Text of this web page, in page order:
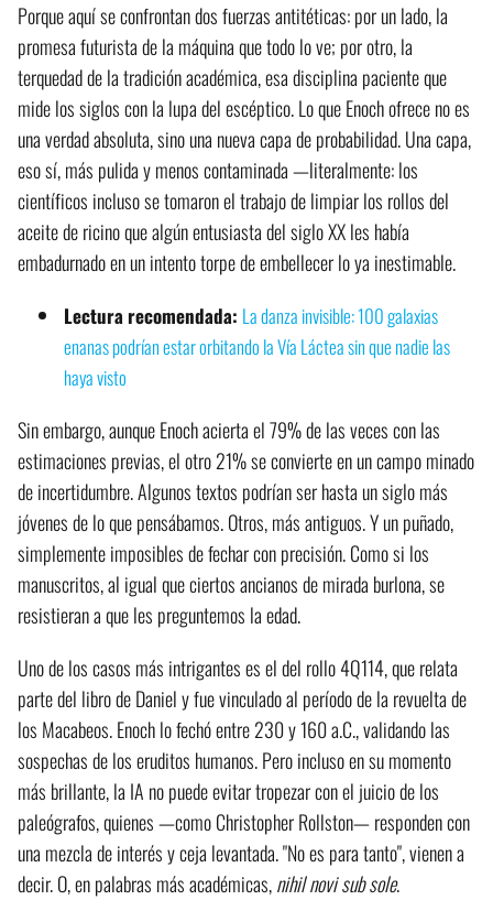
Porque aquí se confrontan dos fuerzas antitéticas: por un lado, la
promesa futurista de la máquina que todo lo ve; por otro, la
terquedad de la tradición académica, esa disciplina paciente que
mide los siglos con la lupa del escéptico. Lo que Enoch ofrece no es
una verdad absoluta, sino una nueva capa de probabilidad. Una capa,
eso sí, más pulida y menos contaminada —literalmente: los
científicos incluso se tomaron el trabajo de limpiar los rollos del
aceite de ricino que algún entusiasta del siglo XX les había
embadurnado en un intento torpe de embellecer lo ya inestimable.
Lectura recomendada: La danza invisible: 100 galaxias
enanas podrían estar orbitando la Vía Láctea sin que nadie las
haya visto
Sin embargo, aunque Enoch acierta el 79% de las veces con las
estimaciones previas, el otro 21% se convierte en un campo minado
de incertidumbre. Algunos textos podrían ser hasta un siglo más
jóvenes de lo que pensábamos. Otros, más antiguos. Y un puñado,
simplemente imposibles de fechar con precisión. Como si los
manuscritos, al igual que ciertos ancianos de mirada burlona, se
resistieran a que les preguntemos la edad.
Uno de los casos más intrigantes es el del rollo 4Q114, que relata
parte del libro de Daniel y fue vinculado al período de la revuelta de
los Macabeos. Enoch lo fechó entre 230 y 160 a.C., validando las
sospechas de los eruditos humanos. Pero incluso en su momento
más brillante, la IA no puede evitar tropezar con el juicio de los
paleógrafos, quienes —como Christopher Rollston— responden con
una mezcla de interés y ceja levantada. "No es para tanto", vienen a
decir. O, en palabras más académicas,nihil novi sub sole.